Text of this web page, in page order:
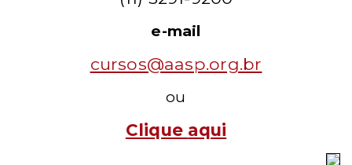
e-mail
cursos@aasp.org.br
ou
Clique aqui